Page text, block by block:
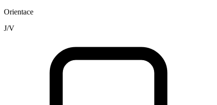
Orientace
J/V